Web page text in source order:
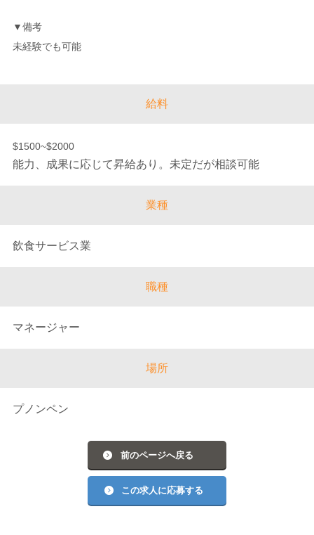
▼備考
未経験でも可能
給料
$1500~$2000
能力、成果に応じて昇給あり。未定だが相談可能
業種
飲食サービス業
職種
マネージャー
場所
プノンペン
前のページへ戻る
この求人に応募する